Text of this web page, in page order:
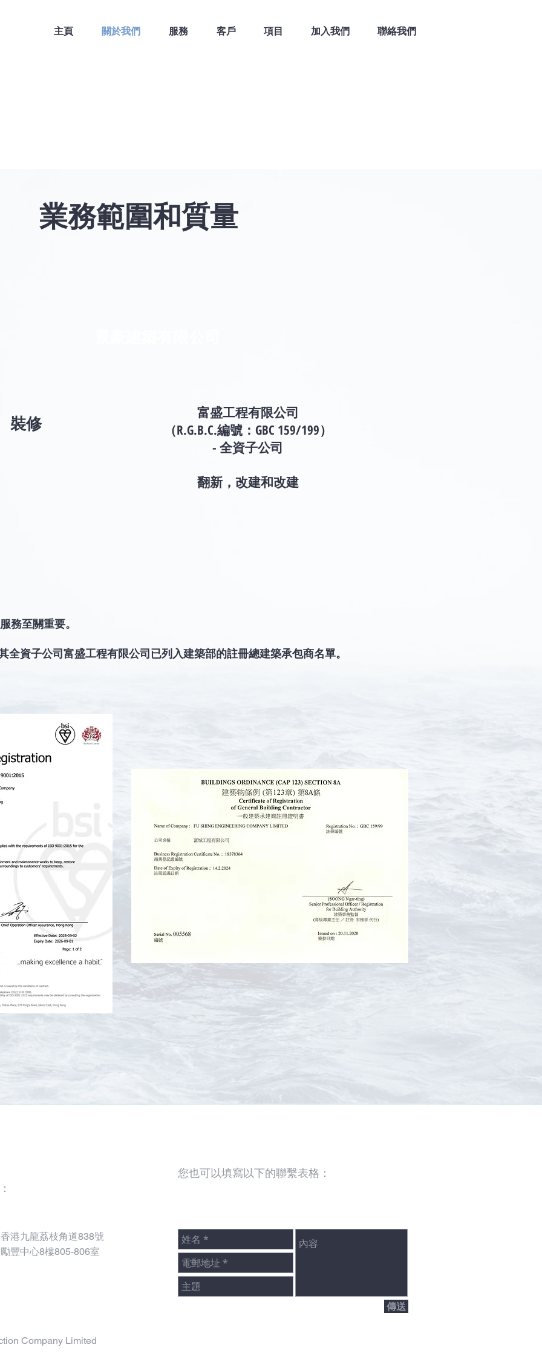
主頁 關於我們 服務 客戶 項目 加入我們 聯絡我們
業務範圍和質量
修
富盛工程有限公司
（R.G.B.C.編號：GBC 159/199）
- 全資子公司
翻新，改建和改建
務至關重要。
其全資子公司富盛工程有限公司已列入建築部的註冊總建築承包商名單。
香港九龍荔枝角道838號
勵豐中心8樓805-806室
您也可以填寫以下的聯繫表格：
傳送
Company Limited